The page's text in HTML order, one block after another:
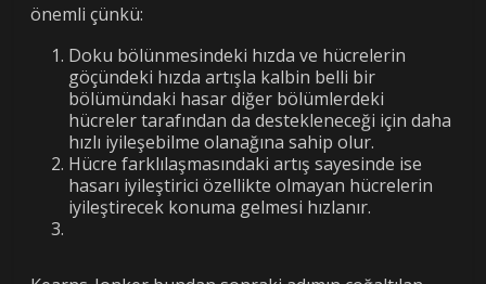
önemli çünkü:
Doku bölünmesindeki hızda ve hücrelerin
göçündeki hızda artışla kalbin belli bir
bölümündaki hasar diğer bölümlerdeki
hücreler tarafından da destekleneceği için daha
hızlı iyileşebilme olanağına sahip olur.
Hücre farklılaşmasındaki artış sayesinde ise
hasarı iyileştirici özellikte olmayan hücrelerin
iyileştirecek konuma gelmesi hızlanır.